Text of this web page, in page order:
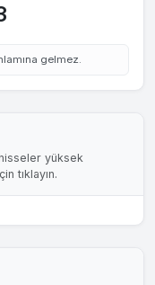
gelmez.
yüksek
tıklayın.